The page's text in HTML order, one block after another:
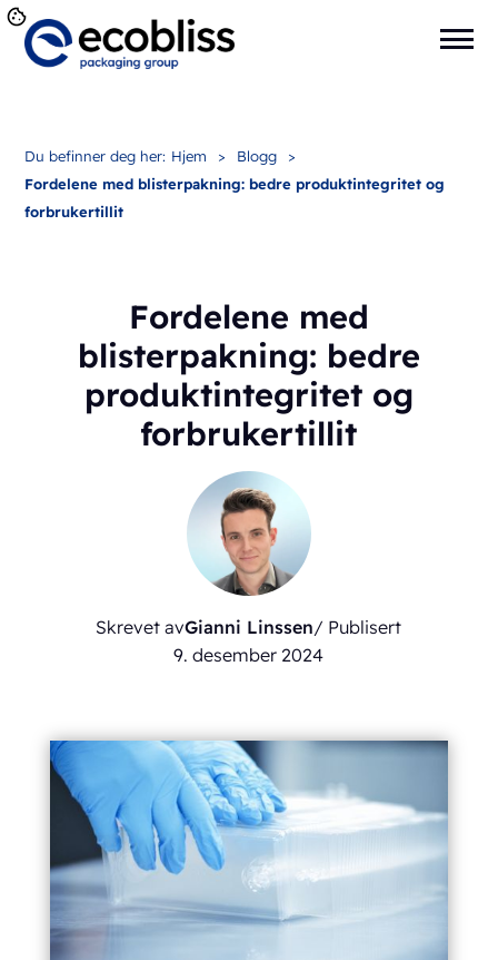
Du befinner deg her: Hjem > Blogg
>
Fordelene med blisterpakning: bedre produktintegritet og
forbrukertillit
Fordelene med
blisterpakning: bedre
produktintegritet og
forbrukertillit
Skrevet avGianni Linssen/ Publisert
9. desember 2024